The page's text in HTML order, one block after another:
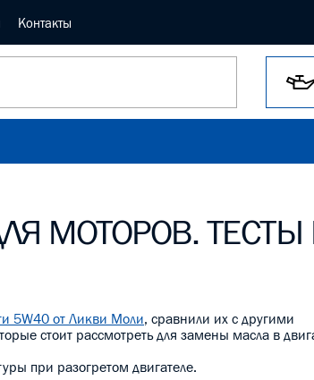
Контакты
МОТОРОВ. ТЕСТЫ
5W40 от Ликви Моли, сравнили их с другими
стоит рассмотреть для замены масла в
при разогретом двигателе.